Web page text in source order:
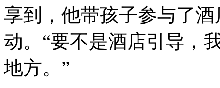
享到，他带孩子参与了
动。“要不是酒店引导，
地方。”